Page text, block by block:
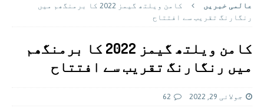
عالمی خبريں
کامن ویلتھ گیمز 2022 کا برمنگھم میں
رنگارنگ تقریب سے افتتاح
کامن ویلتھ گیمز 2022 کا برمنگھم
میں رنگارنگ تقریب سے افتتاح
جولائی 29, 2022 62